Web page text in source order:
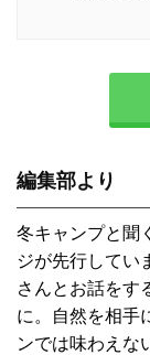
編集部より
冬キャンプと聞
ジが先行してい
さんとお話をす
に。自然を相手
ンでは味わえな